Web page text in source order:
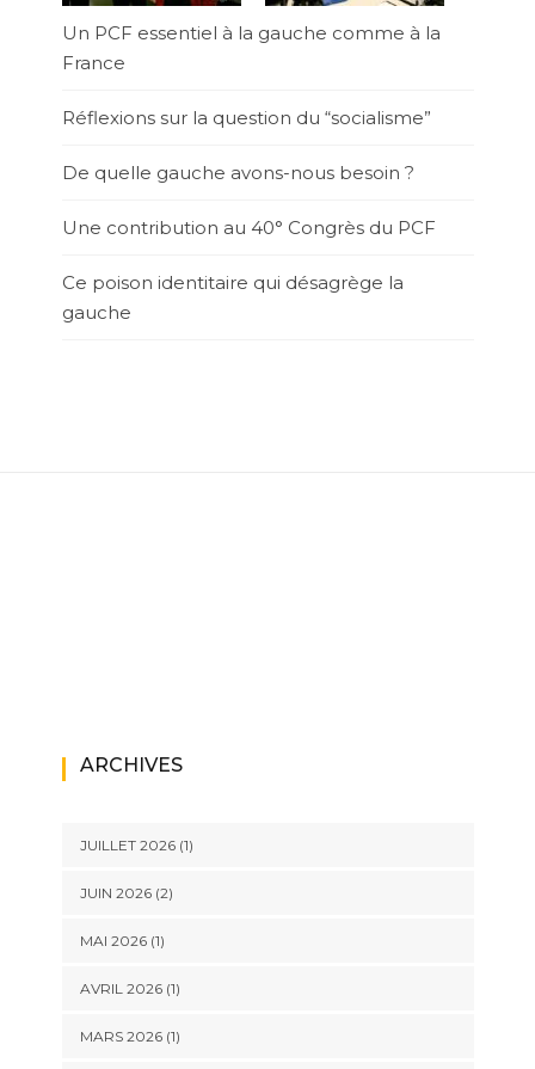
Un PCF essentiel à la gauche comme à la
France
Réflexions sur la question du “socialisme”
De quelle gauche avons-nous besoin ?
Une contribution au 40° Congrès du PCF
Ce poison identitaire qui désagrège la
gauche
ARCHIVES
JUILLET 2026(1)
JUIN 2026(2)
MAI 2026(1)
AVRIL 2026(1)
MARS 2026(1)